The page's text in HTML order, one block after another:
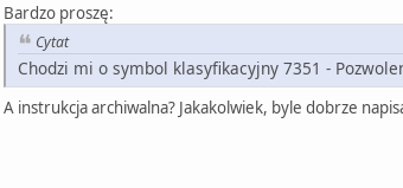
Bardzo proszę:
Cytat
Chodzi mi o symbol klasyfikacyjny 7351 -
A instrukcja archiwalna? Jakakolwiek, byle dobrze